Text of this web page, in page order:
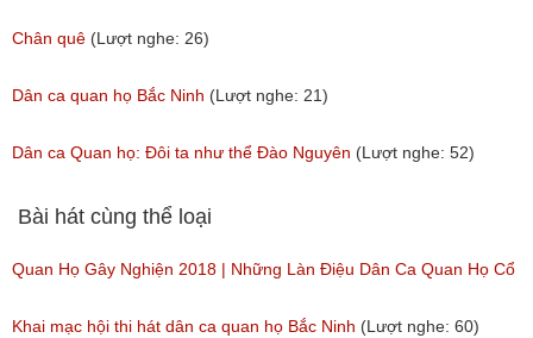
Chân quê (Lượt nghe: 26)
Dân ca quan họ Bắc Ninh (Lượt nghe: 21)
Dân ca Quan họ: Đôi ta như thể Đào Nguyên (Lượt nghe: 52)
Bài hát cùng thể loại
Quan Họ Gây Nghiện 2018 | Những Làn Điệu Dân Ca Quan Họ Cổ
Bắc Ninh Hay Ngây Ngất
Khai mạc hội thi hát dân ca quan họ Bắc Ninh (Lượt nghe: 60)